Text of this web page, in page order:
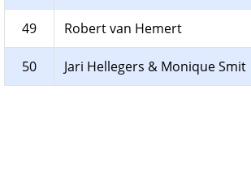
49 Robert van Hemert
50 Jari Hellegers & Monique Smit